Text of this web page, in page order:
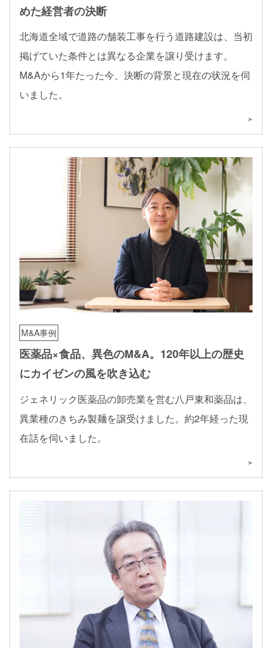
めた経営者の決断
北海道全域で道路の舗装工事を行う道路建設は、当初
掲げていた条件とは異なる企業を譲り受けます。
M&Aから1年たった今、決断の背景と現在の状況を伺
いました。
M&A事例
医薬品×食品、異色のM&A。120年以上の歴史
にカイゼンの風を吹き込む
ジェネリック医薬品の卸売業を営む八戸東和薬品は、
異業種のきちみ製麺を譲受けました。約2年経った現
在話を伺いました。